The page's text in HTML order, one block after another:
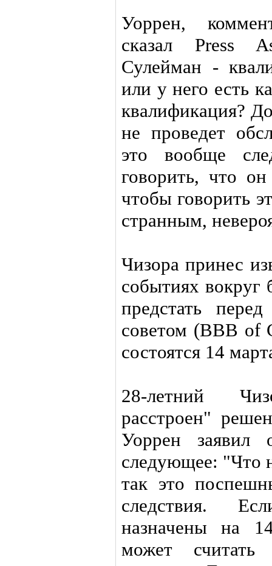
Уоррен,
сказал Press
Сулейман -
или у него есть
квалификация?
не проведет
это вообще
говорить, что
чтобы говорить
странным,
Чизора принес
событиях вокруг
предстать
советом (BBB of
состоятся 14
28-летний
расстроен"
Уоррен заявил
следующее: "Что
так это
следствия.
назначены на
может